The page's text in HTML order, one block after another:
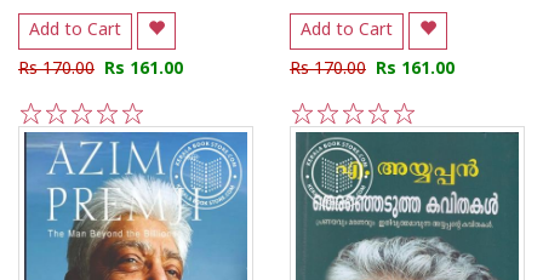
Add to Cart
Rs 170.00 Rs 161.00
5
4
3
2
1
Add to Cart
Rs 170.00 Rs 161.00
5
4
3
2
1